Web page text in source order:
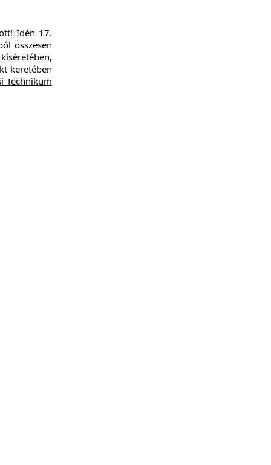
Idén 17.
összesen
keretében
Technikum